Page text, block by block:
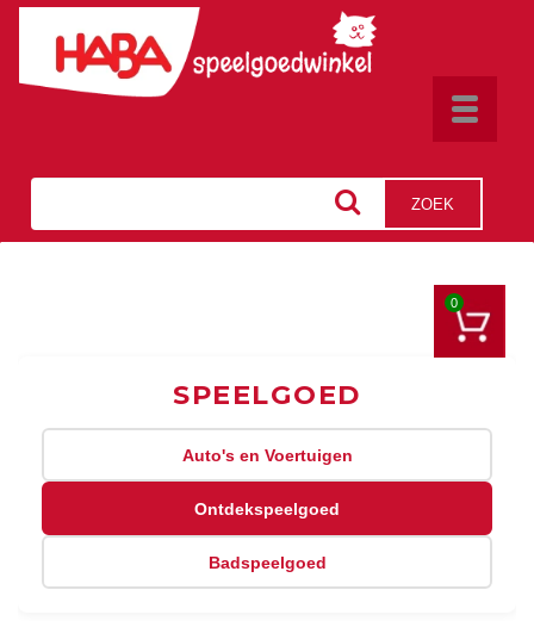
Toggle
ZOEK
0
SPEELGOED
Auto's en Voertuigen
Ontdekspeelgoed
Badspeelgoed